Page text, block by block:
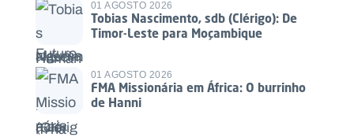
01 AGOSTO 2026
Tobias Nascimento, sdb (Clérigo): De
Timor-Leste para Moçambique
01 AGOSTO 2026
FMA Missionária em África: O burrinho
de Hanni